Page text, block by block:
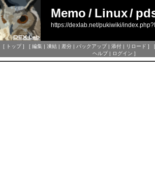
Memo / Linux/
https://dexlab.net/pukiwiki/
[ トップ] [ 編集 | 凍結 | 差分 | バックアップ| 添付 | リロード ] [
ヘルプ| ログイン ]